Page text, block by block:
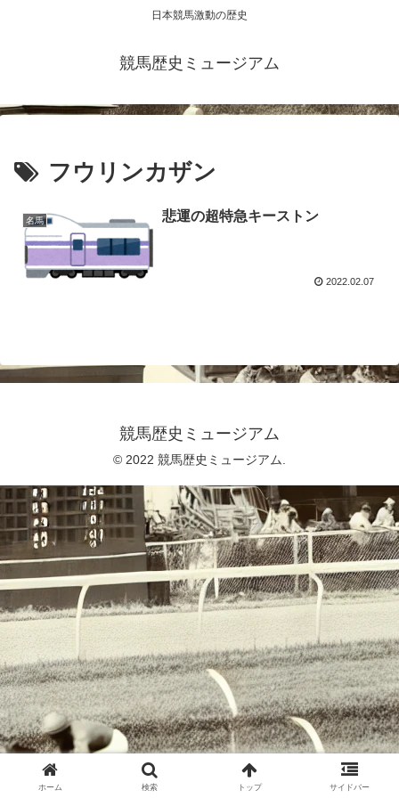
日本競馬激動の歴史
競馬歴史ミュージアム
フウリンカザン
名馬 悲運の超特急キーストン
2022.02.07
競馬歴史ミュージアム
© 2022 競馬歴史ミュージアム.
ホーム 検索 トップ サイドバー